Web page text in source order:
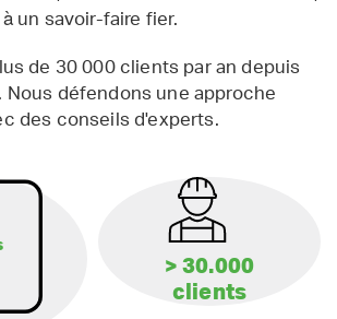
un savoir-faire fier.
de 30 000 clients par an depuis
Nous défendons une approche
des conseils d'experts.
> 30.000
clients